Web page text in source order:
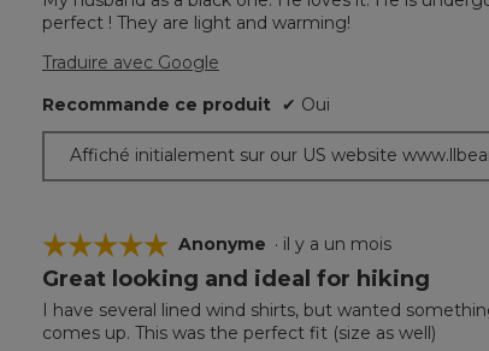
sur
5.
perfect ! They are light and warming!
Traduire avec Google
Recommande ce produit ✔ Oui
Affiché initialement sur our US website
☆☆☆☆☆
☆☆☆☆☆
5
sur
5.
Anonyme · il y a un mois
Great looking and ideal for hiking
I have several lined wind shirts, but wanted
comes up. This was the perfect fit (size as well)